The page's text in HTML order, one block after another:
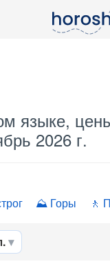
языке,
2026 г.
Горы